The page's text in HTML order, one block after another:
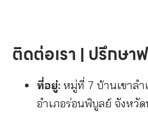
ติดต่อเรา | ปรึกษา
ที่อยู่: หมู่ที่ 7 บ้านเขาล
อำเภอร่อนพิบูลย์ จังหวั